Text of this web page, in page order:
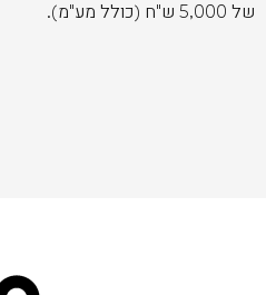
של 5,000 ש"ח (כולל מע"מ).